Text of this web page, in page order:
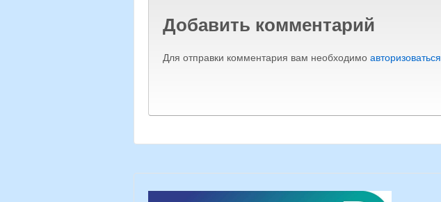
Добавить комментарий
Для отправки комментария вам необходимо авторизоваться